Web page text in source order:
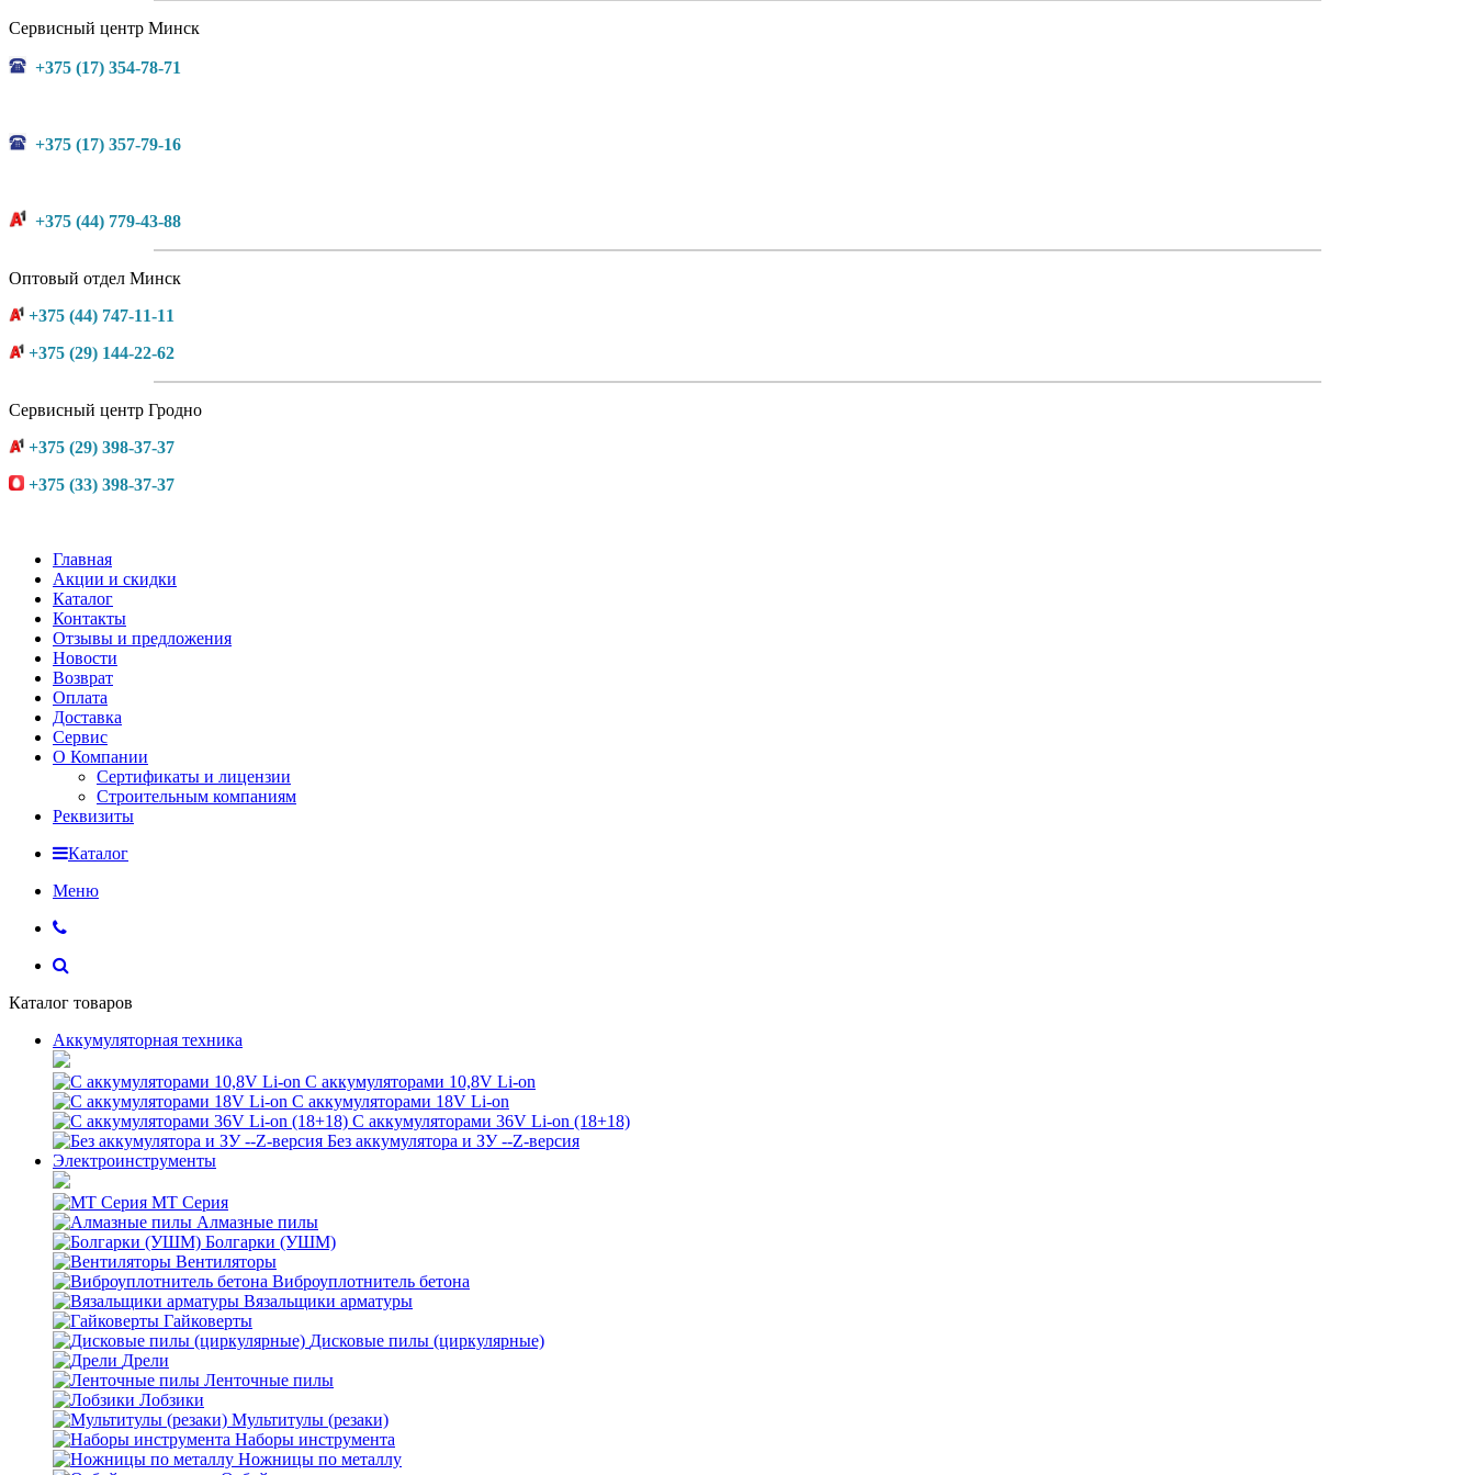
Сервисный центр Минск
+375 (17) 354-78-71
+375 (17) 357-79-16
+375 (44) 779-43-88
Оптовый отдел Минск
+375 (44) 747-11-11
+375 (29) 144-22-62
Сервисный центр Гродно
+375 (29) 398-37-37
+375 (33) 398-37-37
Главная
Акции и скидки
Каталог
Контакты
Отзывы и предложения
Новости
Возврат
Оплата
Доставка
Сервис
О Компании
Сертификаты и лицензии
Строительным компаниям
Реквизиты
Каталог
Меню
Каталог товаров
Аккумуляторная техника
С аккумуляторами 10,8V Li-on
С аккумуляторами 18V Li-on
С аккумуляторами 36V Li-on (18+18)
Без аккумулятора и ЗУ --Z-версия
Электроинструменты
MT Серия
Алмазные пилы
Болгарки (УШМ)
Вентиляторы
Виброуплотнитель бетона
Вязальщики арматуры
Гайковерты
Дисковые пилы (циркулярные)
Дрели
Ленточные пилы
Лобзики
Мультитулы (резаки)
Наборы инструмента
Ножницы по металлу